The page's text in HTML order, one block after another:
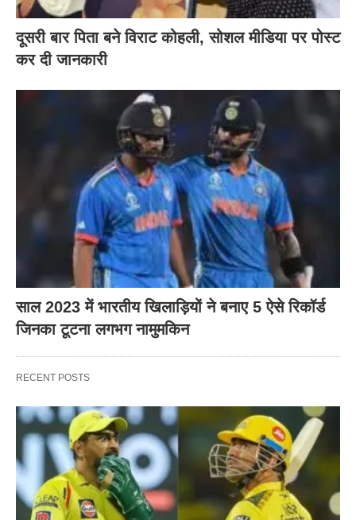
दूसरी बार‌ पिता बने विराट कोहली, सोशल मीडिया पर पोस्ट
कर दी‌ जानकारी
साल 2023 में भारतीय खिलाड़ियों ने बनाए 5 ऐसे रिकॉर्ड
जिनका टूटना लगभग नामुमकिन
RECENT POSTS